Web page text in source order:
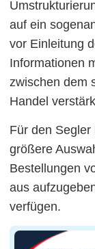
auf ein
vor Einleitung
Informationen
zwischen dem
Handel
Für den
größere
Bestellungen
aus
verfügen.